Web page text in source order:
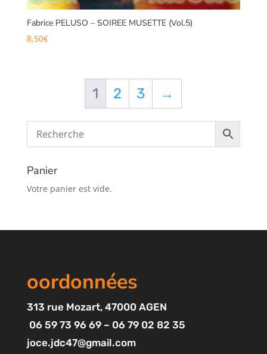
Fabrice PELUSO – SOIREE MUSETTE (Vol.5)
8,50€
1 2 3 →
Panier
Votre panier est vide.
oordonnées
313 rue Mozart, 47000 AGEN
06 59 73 96 69 – 06 79 02 82 35
joce.jdc47@gmail.com